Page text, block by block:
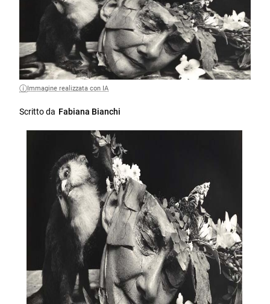
Immagine realizzata con IA
Scritto da Fabiana Bianchi